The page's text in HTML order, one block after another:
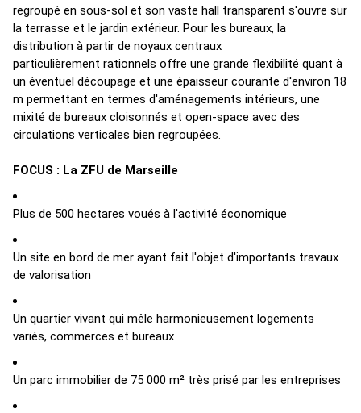
regroupé en sous-sol et son vaste hall transparent s'ouvre sur
la terrasse et le jardin extérieur. Pour les bureaux, la
distribution à partir de noyaux centraux
particulièrement rationnels offre une grande flexibilité quant à
un éventuel découpage et une épaisseur courante d'environ 18
m permettant en termes d'aménagements intérieurs, une
mixité de bureaux cloisonnés et open-space avec des
circulations verticales bien regroupées.
FOCUS : La ZFU de Marseille
Plus de 500 hectares voués à l'activité économique
Un site en bord de mer ayant fait l'objet d'importants travaux
de valorisation
Un quartier vivant qui mêle harmonieusement logements
variés, commerces et bureaux
Un parc immobilier de 75 000 m² très prisé par les entreprises